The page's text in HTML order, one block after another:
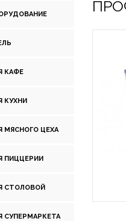
КАФЕ
КУХНИ
МЯСНОГО ЦЕХА
ПИЦЦЕРИИ
СТОЛОВОЙ
СУПЕРМАРКЕТА